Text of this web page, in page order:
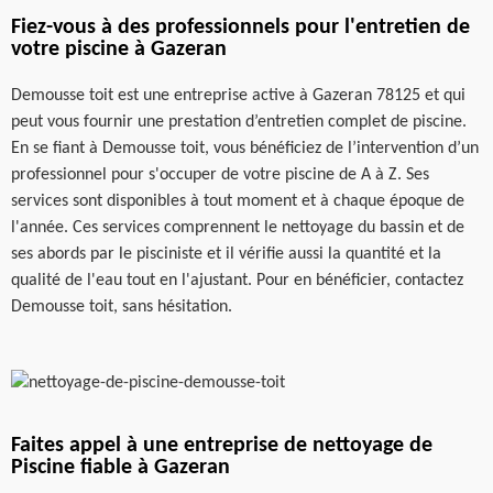
Fiez-vous à des professionnels pour l'entretien de
votre piscine à Gazeran
Demousse toit est une entreprise active à Gazeran 78125 et qui
peut vous fournir une prestation d’entretien complet de piscine.
En se fiant à Demousse toit, vous bénéficiez de l’intervention d’un
professionnel pour s'occuper de votre piscine de A à Z. Ses
services sont disponibles à tout moment et à chaque époque de
l'année. Ces services comprennent le nettoyage du bassin et de
ses abords par le pisciniste et il vérifie aussi la quantité et la
qualité de l'eau tout en l'ajustant. Pour en bénéficier, contactez
Demousse toit, sans hésitation.
Faites appel à une entreprise de nettoyage de
Piscine fiable à Gazeran